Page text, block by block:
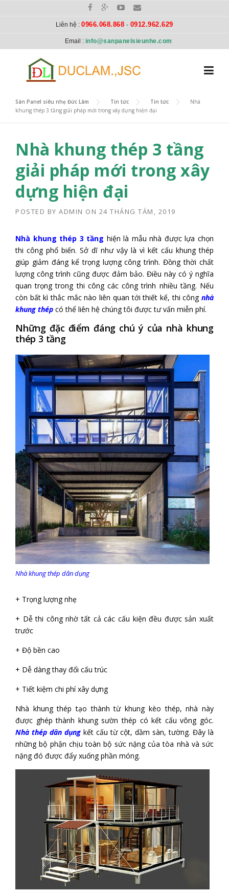
Liên hệ :0966.068.868 - 0912.962.629
Email : info@sanpanelsieunhe.com
Sàn Panel siêu nhẹ Đức Lâm > Tin tức > Tin tức >
Nhà
khung thép 3 tầng giải pháp mới trong xây dựng hiện đại
Nhà khung thép 3 tầng
giải pháp mới trong xây
dựng hiện đại
POSTED BY ADMIN ON 24 THÁNG TÁM, 2019
Nhà khung thép 3 tầng hiện là mẫu nhà được lựa chọn
thi công phổ biến. Sở dĩ như vậy là vì kết cấu khung thép
giúp giảm đáng kể trọng lượng công trình. Đồng thời chất
lượng công trình cũng được đảm bảo. Điều này có ý nghĩa
quan trọng trong thi công các công trình nhiều tầng. Nếu
còn bất kì thắc mắc nào liên quan tới thiết kế, thi công nhà
khung thép có thể liên hệ chúng tôi được tư vấn miễn phí.
Những đặc điểm đáng chú ý của nhà khung
thép 3 tầng
Nhà khung thép dân dụng
+ Trọng lượng nhẹ
+ Dễ thi công nhờ tất cả các cấu kiện đều được sản xuất
trước
+ Độ bền cao
+ Dễ dàng thay đổi cấu trúc
+ Tiết kiệm chi phí xây dựng
Nhà khung thép tạo thành từ khung kèo thép, nhà này
được ghép thành khung sườn thép có kết cấu vông góc.
Nhà thép dân dụng kết cấu từ cột, dầm sàn, tường. Đây là
những bộ phận chịu toàn bộ sức nặng của tòa nhà và sức
nặng đó được đẩy xuống phần móng.